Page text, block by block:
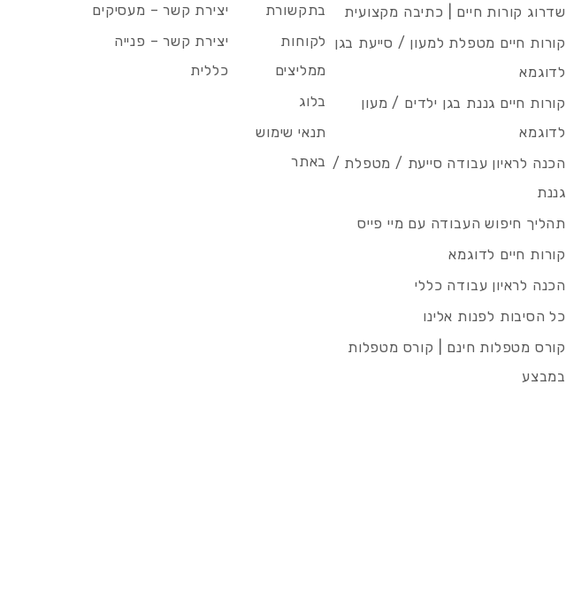
שדרוג קורות חיים | כתיבה מקצועית
קורות חיים מטפלת למעון / סייעת בגן
לדוגמא
קורות חיים גננת בגן ילדים / מעון
לדוגמא
הכנה לראיון עבודה סייעת / מטפלת /
גננת
תהליך חיפוש העבודה עם מיי פייס
קורות חיים לדוגמא
הכנה לראיון עבודה כללי
כל הסיבות לפנות אלינו
קורס מטפלות חינם | קורס מטפלות
במבצע
בתקשורת
לקוחות
ממליצים
בלוג
תנאי שימוש
באתר
יצירת קשר – מעסיקים
יצירת קשר – פנייה
כללית